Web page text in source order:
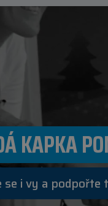
KAPKA
se i vy a podpořte